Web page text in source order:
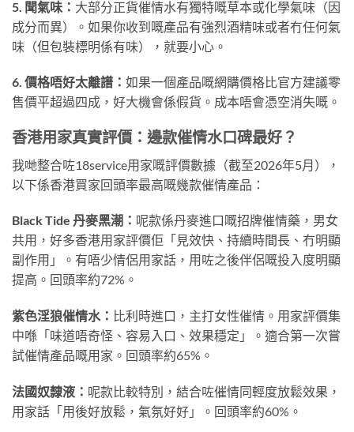
5. 聞氣味： 大部分正貨催情水有獨特嘅草本或化學氣味（因
成分而異）。如果你收到嘅產品有強烈酒精味或者冇任何氣
味（但包裝標明係有味），就要小心。
6. 價格唔好太離譜： 如果一個產品嘅網購價格比官方建議零
售價平超過四成，好大機會係假貨。成本唔會憑空消失嘅。
香港用家真實評價：邊款催情水口碑最好？
我哋整合咗18service用家嘅評價數據（截至2026年5月），
以下係香港買家回頭率最高嘅幾款催情產品：
Black Tide 丹麥黑潮： 呢款係丹麥進口嘅招牌催情藥，男女
共用，好多香港用家評價佢「見效快、持續時間長、冇明顯
副作用」。有唔少情侶用家話，用咗之後伴侶嘅投入度明顯
提高。回頭率約72%。
紫色淫狼催情水： 比利時進口，主打女性催情。用家評價集
中喺「味道唔奇怪、容易入口、效果穩定」。適合第一次嘗
試催情產品嘅用家。回頭率約65%。
法國奴隸液： 呢款比較特別，結合咗催情同輕度放鬆效果，
用家話「用後好放鬆，氣氛好好」。回頭率約60%。